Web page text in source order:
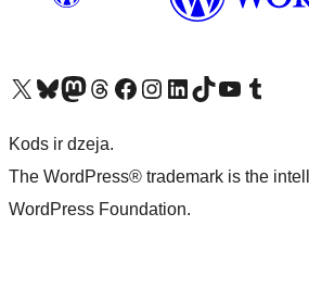
Apmeklējiet mūsu X (agrāk Twitter) kontu
Apmeklējiet mūsu Bluesky kontu
Apmeklējiet mūsu Mastodon kontu
Apmeklējiet mūsu Threads kontu
Apmeklējiet mūsu Facebook lapuApmeklējiet mūsu Instagram kontu
Apmeklējiet mūsu LinkedIn kontu
Apmeklējiet mūsu TikTok kontu
Apmeklējiet mūsu YouTube kanālu
Apmeklējiet mūsu Tumblr kontu
Kods ir dzeja.
The WordPress® trademark is the
WordPress Foundation.